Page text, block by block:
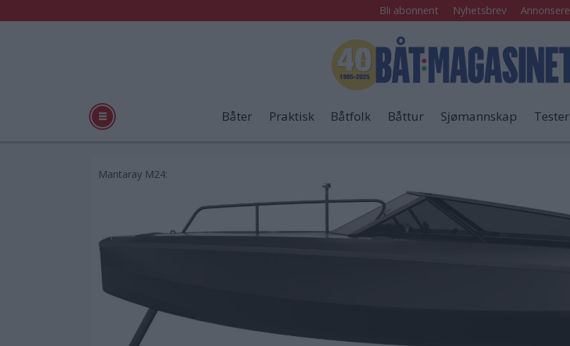
Bli abonnent Nyhetsbrev Annonsere
Båter Praktisk Båtfolk Båttur Sjømannskap Tester
Mantaray M24: